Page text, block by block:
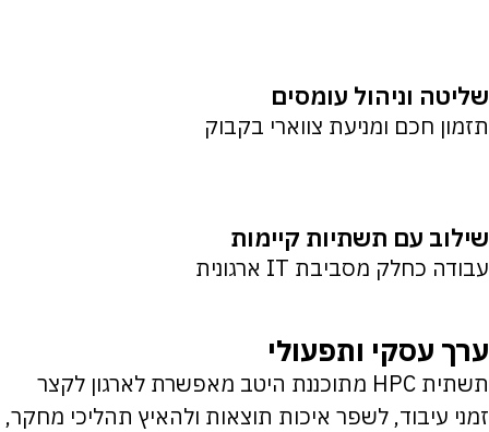
שליטה וניהול עומסים
תזמון חכם ומניעת צווארי בקבוק
שילוב עם תשתיות קיימות
עבודה כחלק מסביבת IT ארגונית
ערך עסקי ותפעולי
תשתית HPC מתוכננת היטב מאפשרת לארגון לקצר
זמני עיבוד, לשפר איכות תוצאות ולהאיץ תהליכי מחקר,